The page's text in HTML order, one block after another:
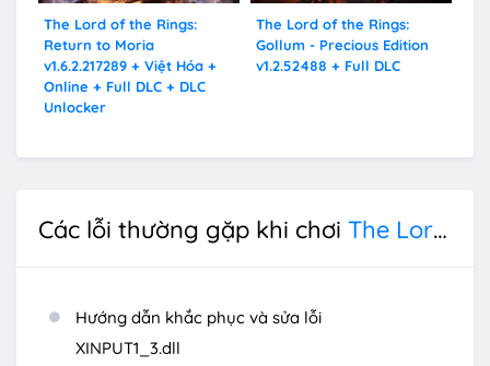
The Lord of the Rings:
Return to Moria
v1.6.2.217289 + Việt Hóa +
Online + Full DLC + DLC
Unlocker
The Lord of the Rings:
Gollum - Precious Edition
v1.2.52488 + Full DLC
Các lỗi thường gặp khi chơi The Lord of the Rings: War in the North
Hướng dẫn khắc phục và sửa lỗi
XINPUT1_3.dll